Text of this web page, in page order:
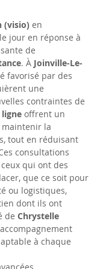
(visio) en
jour en réponse à
de
. À Joinville-Le-
favorisé par des
une
contraintes de
ligne offrent un
la
tout en réduisant
consultations
qui ont des
que ce soit pour
ou logistiques,
dont ils ont
de Chrystelle
à chaque